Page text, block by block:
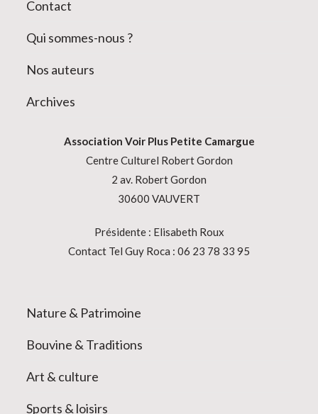
Contact
Qui sommes-nous ?
Nos auteurs
Archives
Association Voir Plus Petite Camargue
Centre Culturel Robert Gordon
2 av. Robert Gordon
30600 VAUVERT
Présidente : Elisabeth Roux
Contact Tel Guy Roca : 06 23 78 33 95
Nature & Patrimoine
Bouvine & Traditions
Art & culture
Sports & loisirs